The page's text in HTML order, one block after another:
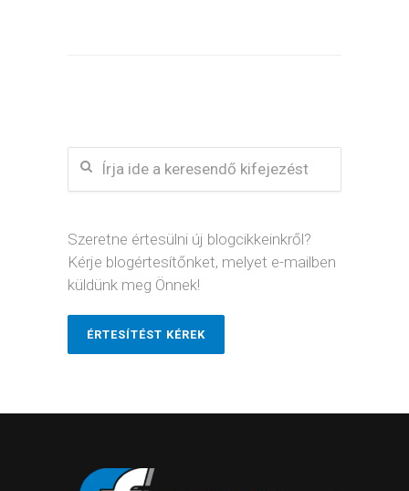
Szeretne értesülni új blogcikkeinkről?
Kérje blogértesítőnket, melyet e-mailben
küldünk meg Önnek!
ÉRTESÍTÉST KÉREK